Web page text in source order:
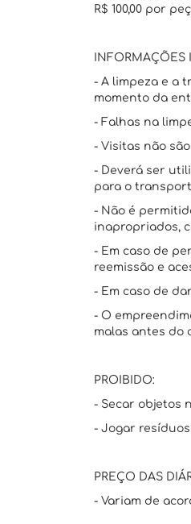
R$ 100,00 por
INFORMAÇÕES
- A limpeza e a
momento da
- Falhas na
- Visitas não
- Deverá ser
para o
- Não é
inapropriados,
- Em caso de
reemissão e
- Em caso de
- O
malas antes do
PROIBIDO:
- Secar objetos
- Jogar
PREÇO DAS
- Variam de